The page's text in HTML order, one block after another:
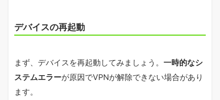
デバイスの再起動
まず、デバイスを再起動してみましょう。 一時的なシ
ステムエラーが原因でVPNが解除できない場合があり
ます。